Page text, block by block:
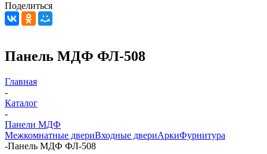
Поделиться
Панель МДФ ФЛ-508
Главная
-
Каталог
-
Панели МДФ
Межкомнатные двериВходные двериАркиФурнитура
-Панель МДФ ФЛ-508